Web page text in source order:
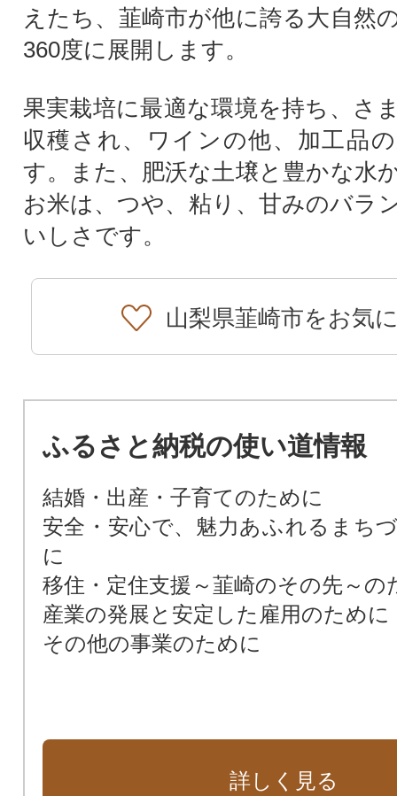
えたち、韮崎市が他に誇る大自然
360度に展開します。
果実栽培に最適な環境を持ち、さ
収穫され、ワインの他、加工品
す。また、肥沃な土壌と豊かな水
お米は、つや、粘り、甘みのバラ
いしさです。
山梨県韮崎市をお気
ふるさと納税の使い道情報
結婚・出産・子育てのために
安全・安心で、魅力あふれるまち
に
移住・定住支援～韮崎のその先～の
産業の発展と安定した雇用のために
その他の事業のために
詳しく見る